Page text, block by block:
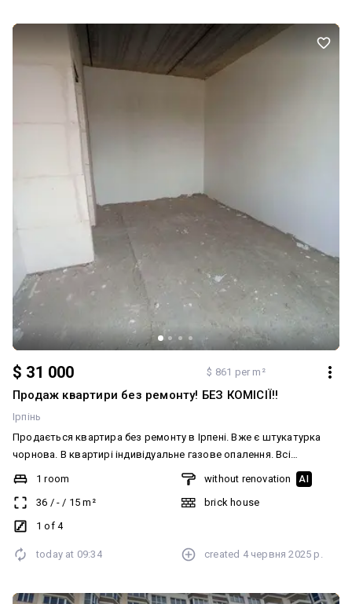
Панорамні вікна, Паркувальне місце. Комунікації: Асфальтована
дорога, Центральна каналізація, Електрика, Центральний
водопровід
$ 31 000 $ 861 per m²
Продаж квартири без ремонту! БЕЗ КОМІСІЇ!!
Ірпінь
Продається квартира без ремонту в Ірпені. Вже є штукатурка
чорнова. В квартирі індивідуальне газове опалення. Всі
комунікації підведені до дверей. Площа 36м2 Поверх 1 над
відповім на всі питання та домовимося про перегляд в зручний
для вас час БЕЗ КОМІСІЇ ДЛЯ ПОКУПЦЯ Додатково: Система
дорога, Центральна каналізація, Електрика, Вивіз відходів, Газ,
Скважина
1 room
36 / - / 15 m²
1 of 4
without renovation AI
brick house
today at 09:34 created 4 червня 2025 р.